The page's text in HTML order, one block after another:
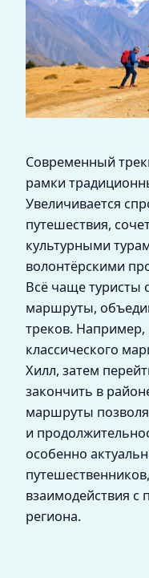
Современный
рамки
Увеличивается
путешествия,
культурными
волонтёрскими
Всё чаще туристы
маршруты,
треков.
классического
Хилл, затем
закончить в
маршруты
и
особенно
взаимодействия с
региона.